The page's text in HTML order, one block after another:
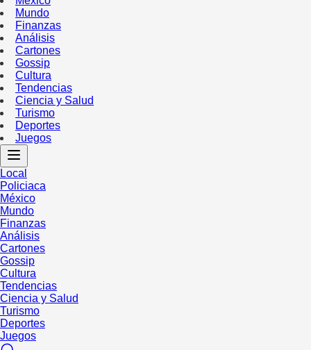
Mundo
Finanzas
Análisis
Cartones
Gossip
Cultura
Tendencias
Ciencia y Salud
Turismo
Deportes
Juegos
Local
Policiaca
México
Mundo
Finanzas
Análisis
Cartones
Gossip
Cultura
Tendencias
Ciencia y Salud
Turismo
Deportes
Juegos